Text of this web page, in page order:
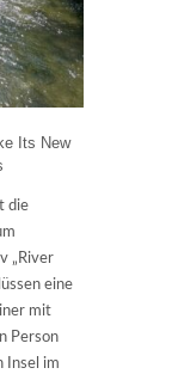
Its New
die
„River
eine
mit
Person
Insel im